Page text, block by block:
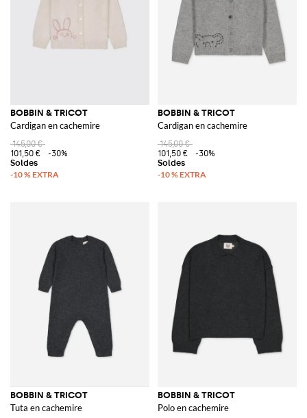
BOBBIN & TRICOT
Cardigan en cachemire
145,00 €
101,50 €
-30%
BOBBIN & TRICOT
Cardigan en cachemire
145,00 €
101,50 €
-30%
BOBBIN & TRICOT
Tuta en cachemire
BOBBIN & TRICOT
Polo en cachemire